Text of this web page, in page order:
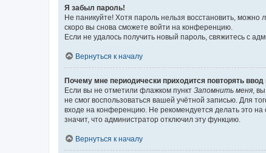
Я забыл пароль!
Не паникуйте! Хотя пароль нельзя восстановить,
скоро вы снова сможете войти на конференцию.
Если не удалось получить новый пароль, свяжитесь с
Вернуться к началу
Почему мне периодически приходится повторять
Если вы не отметили флажком пункт Запомнить меня ,
не смог воспользоваться вашей учётной записью. Для
входе на конференцию. Не рекомендуется делать это
значит, что администратор отключил эту функцию.
Вернуться к началу